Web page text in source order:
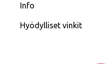
Info
Hyödylliset vinkit